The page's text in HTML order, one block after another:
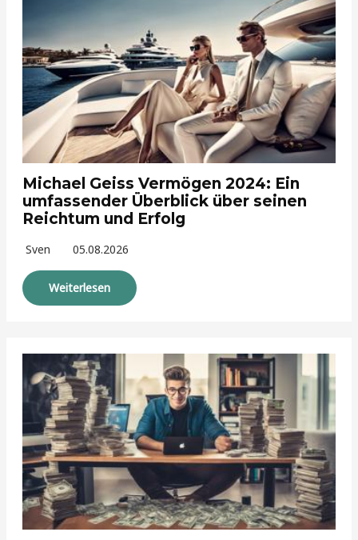
Michael Geiss Vermögen 2024: Ein
umfassender Überblick über seinen
Reichtum und Erfolg
Sven 05.08.2026
Weiterlesen